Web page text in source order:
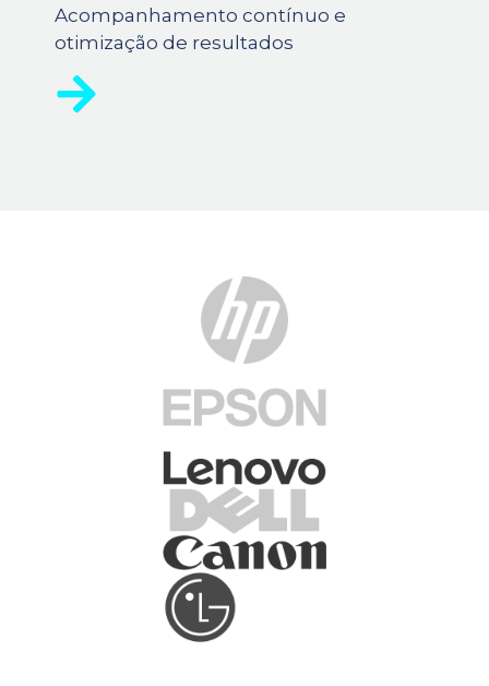
Acompanhamento contínuo e
otimização de resultados